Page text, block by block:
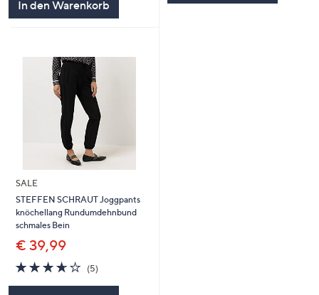
In den Warenkorb
SALE
STEFFEN SCHRAUT Joggpants
knöchellang Rundumdehnbund
schmales Bein
€ 39,99
3.6
von
(5)5